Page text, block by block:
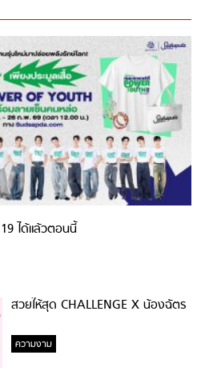
ได้แล้วตอนนี้
สวยให้สุด CHALLENGE X น้องฉัตร
ความงาม